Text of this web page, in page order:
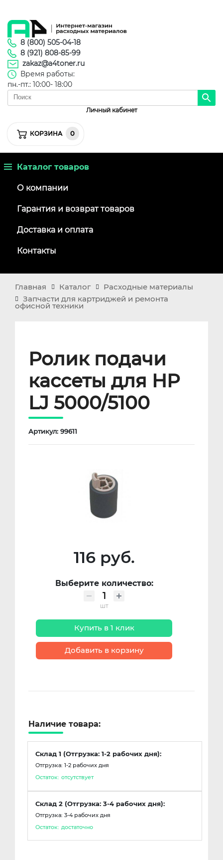
8 (800) 505-04-18
8 (921) 808-85-99
zakaz@a4toner.ru
Время работы:
пн.-пт.: 10:00- 18:00
Личный кабинет
КОРЗИНА 0
Каталог товаров
О компании
Гарантия и возврат товаров
Доставка и оплата
Контакты
Главная Каталог
Расходные материалы
Запчасти для картриджей и ремонта
офисной техники
Ролик подачи
кассеты для HP
LJ 5000/5100
Артикул: 99611
116 руб.
Выберите количество:
шт
Купить в 1 клик
Добавить в корзину
Наличие товара:
Склад 1 (Отгрузка: 1-2 рабочих дня):
Отгрузка: 1-2 рабочих дня
Остаток: отсутствует
Склад 2 (Отгрузка: 3-4 рабочих дня):
Отгрузка: 3-4 рабочих дня
Остаток: достаточно